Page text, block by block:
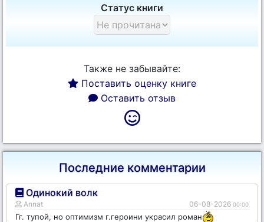
Статус книги
Также не забывайте:
Поставить оценку книге
Оставить отзыв
Последние комментарии
Одинокий волк
Annat 06-08-2026 00:00
Гг. тупой, но оптимизм г.героини украсил роман